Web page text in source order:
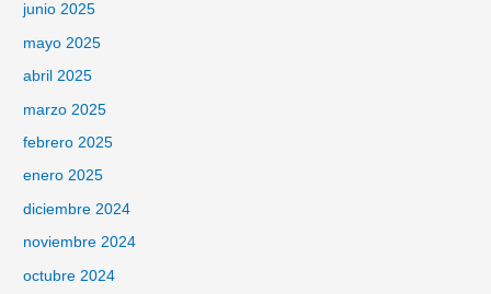
junio 2025
mayo 2025
abril 2025
marzo 2025
febrero 2025
enero 2025
diciembre 2024
noviembre 2024
octubre 2024